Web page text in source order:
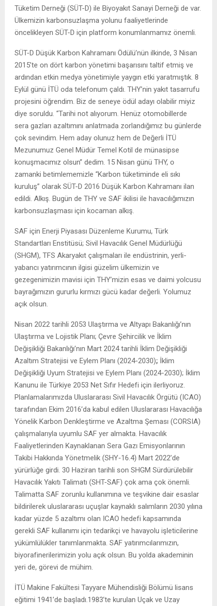
Tüketim Derneği (SÜT-D) ile Biyoyakıt Sanayi Derneği de var.
Ülkemizin karbonsuzlaşma yolunu faaliyetlerinde
öncelikleyen SÜT-D için platform konumlanmamız önemli.
SÜT-D Düşük Karbon Kahramanı Ödülü’nün ilkinde, 3 Nisan
2015’te on dört karbon yönetimi başarısını taltif etmiş ve
ardından etkin medya yönetimiyle yaygın etki yaratmıştık. 8
Eylül günü İTÜ oda telefonum çaldı. THY’nin yakıt tasarrufu
projesini öğrendim. Biz de seneye ödül adayı olabilir miyiz
diye soruldu. “Tarihi not alıyorum. Henüz otomobillerde
sera gazları azaltımını anlatmada zorlandığımız bu günlerde
çok sevindim. Hem aday olunuz hem de Değerli İTÜ
Mezunumuz Genel Müdür Temel Kotil de münasipse
konuşmacımız olsun” dedim. 15 Nisan günü THY, o
zamanki betimlememizle “Karbon tüketiminde eli sıkı
kuruluş” olarak SÜT-D 2016 Düşük Karbon Kahramanı ilan
edildi. Alkış. Bugün de THY ve SAF ikilisi ile havacılığımızın
karbonsuzlaşması için kocaman alkış.
SAF için Enerji Piyasası Düzenleme Kurumu, Türk
Standartları Enstitüsü; Sivil Havacılık Genel Müdürlüğü
(SHGM), TFS Akaryakıt çalışmaları ile endüstrinin, yerli-
yabancı yatırımcının ilgisi güzelim ülkemizin ve
gezegenimizin mavisi için THY’mizin esas ve daimi yolcusu
bayrağımızın gururlu kırmızı gücü kadar değerli. Yolumuz
açık olsun.
Nisan 2022 tarihli 2053 Ulaştırma ve Altyapı Bakanlığı’nın
Ulaştırma ve Lojistik Planı; Çevre Şehircilik ve İklim
Değişikliği Bakanlığı’nın Mart 2024 tarihli İklim Değişikliği
Azaltım Stratejisi ve Eylem Planı (2024-2030); İklim
Değişikliği Uyum Stratejisi ve Eylem Planı (2024-2030); İklim
Kanunu ile Türkiye 2053 Net Sıfır Hedefi için ilerliyoruz.
Planlamalarımızda Uluslararası Sivil Havacılık Örgütü (ICAO)
tarafından Ekim 2016’da kabul edilen Uluslararası Havacılığa
Yönelik Karbon Denkleştirme ve Azaltma Şeması (CORSIA)
çalışmalarıyla uyumlu SAF yer almakta. Havacılık
Faaliyetlerinden Kaynaklanan Sera Gazı Emisyonlarının
Takibi Hakkında Yönetmelik (SHY-16.4) Mart 2022’de
yürürlüğe girdi. 30 Haziran tarihli son SHGM Sürdürülebilir
Havacılık Yakıtı Talimatı (SHT-SAF) çok ama çok önemli.
Talimatta SAF zorunlu kullanımına ve teşvikine dair esaslar
bildirilerek uluslararası uçuşlar kaynaklı salımların 2030 yılına
kadar yüzde 5 azaltımı olan ICAO hedefi kapsamında
gerekli SAF kullanımı için tedarikçi ve havayolu işleticilerine
yükümlülükler tanımlanmakta. SAF yatırımcılarımızın,
biyorafinerilerimizin yolu açık olsun. Bu yolda akademinin
yeri de, görevi de mühim.
İTÜ Makine Fakültesi Tayyare Mühendisliği Bölümü lisans
eğitimi 1941’de başladı.1983’te kurulan Uçak ve Uzay